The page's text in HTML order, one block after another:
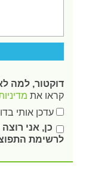
דוקטור, למה
קראו את
עדכן אותי
כן, אני
לרשימת